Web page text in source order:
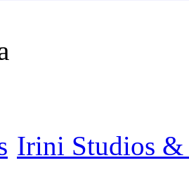
Irini Studios &